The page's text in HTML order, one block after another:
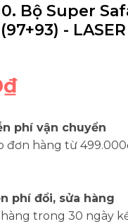
Bộ Super
-
phí vận chuyển
đơn hàng từ
phí đổi, sửa hàng
trong 30 ngày